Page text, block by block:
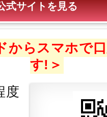
式サイトを見る
からスマホで
す!＞
度